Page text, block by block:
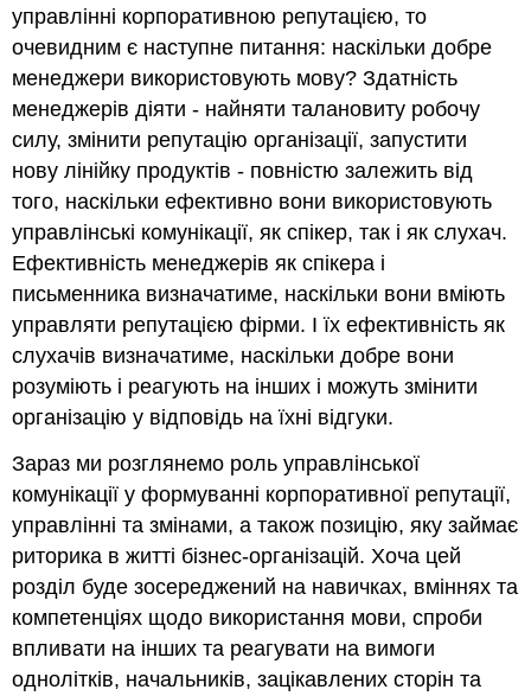
управлінні корпоративною репутацією, то
очевидним є наступне питання: наскільки добре
менеджери використовують мову? Здатність
менеджерів діяти - найняти талановиту робочу
силу, змінити репутацію організації, запустити
нову лінійку продуктів - повністю залежить від
того, наскільки ефективно вони використовують
управлінські комунікації, як спікер, так і як слухач.
Ефективність менеджерів як спікера і
письменника визначатиме, наскільки вони вміють
управляти репутацією фірми. І їх ефективність як
слухачів визначатиме, наскільки добре вони
розуміють і реагують на інших і можуть змінити
організацію у відповідь на їхні відгуки.
Зараз ми розглянемо роль управлінської
комунікації у формуванні корпоративної репутації,
управлінні та змінами, а також позицію, яку займає
риторика в житті бізнес-організацій. Хоча цей
розділ буде зосереджений на навичках, вміннях та
компетенціях щодо використання мови, спроби
впливати на інших та реагувати на вимоги
однолітків, начальників, зацікавлених сторін та